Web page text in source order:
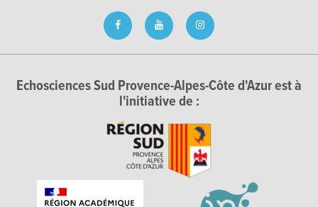
Echosciences Sud Provence-Alpes-Côte d'Azur est à
l'initiative de :